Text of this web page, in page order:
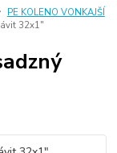
PE KOLENO VONKAJŠÍ
32x1"